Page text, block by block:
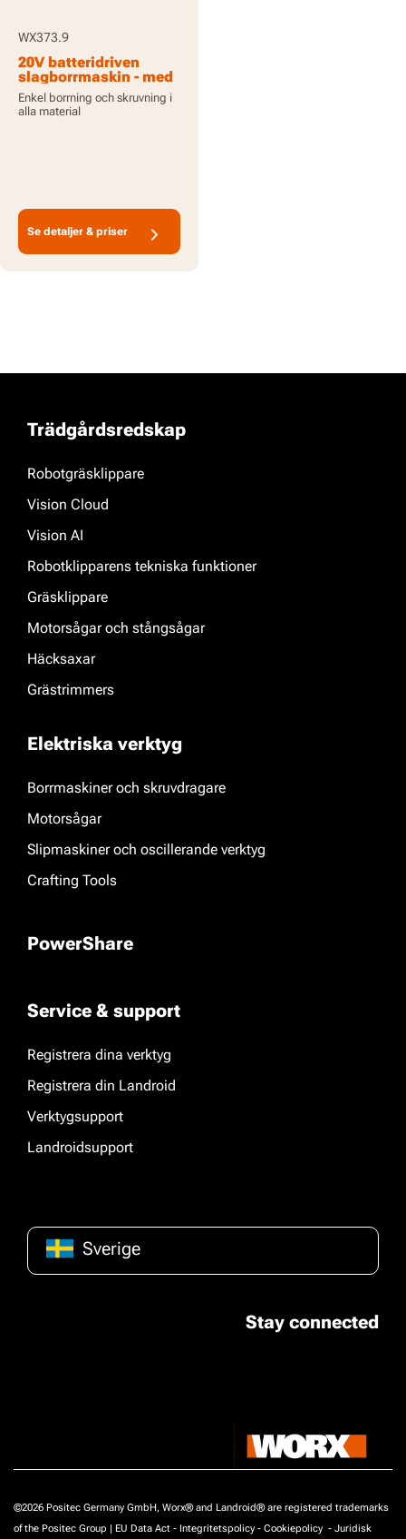
WX373.9
20V batteridriven
slagborrmaskin - med
batteri och laddare
Enkel borrning och skruvning i
alla material
Se detaljer & priser
Trädgårdsredskap
Robotgräsklippare
Vision Cloud
Vision AI
Robotklipparens tekniska funktioner
Gräsklippare
Motorsågar och stångsågar
Häcksaxar
Grästrimmers
Elektriska verktyg
Borrmaskiner och skruvdragare
Motorsågar
Slipmaskiner och oscillerande verktyg
Crafting Tools
PowerShare
Service & support
Registrera dina verktyg
Registrera din Landroid
Verktygsupport
Landroidsupport
Sverige
Stay connected
©2026 Positec Germany GmbH, Worx® and Landroid® are registered trademarks
of the Positec Group | EU Data Act - Integritetspolicy - Cookiepolicy - Juridisk